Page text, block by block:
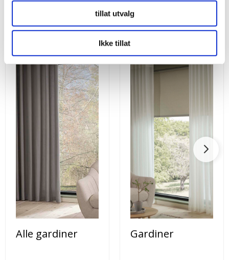
tillat utvalg
Ikke tillat
Utforsk våre andre gardiner
Alle gardiner Gardiner